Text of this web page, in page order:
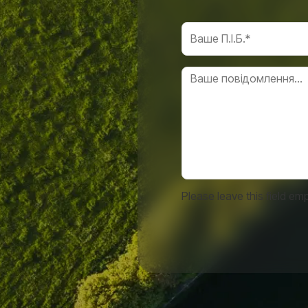
Please leave this field